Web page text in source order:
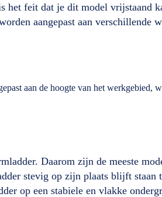
het feit dat je dit model vrijstaand
aangepast aan verschillende
aan de hoogte van het werkgebied,
Daarom zijn de meeste
stevig op zijn plaats blijft
op een stabiele en vlakke